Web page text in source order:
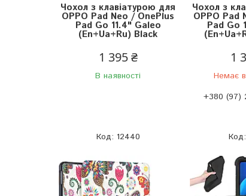
Чохол з клавіатурою для
OPPO Pad Neo / OnePlus
Pad Go 11.4" Galeo
(En+Ua+Ru) Black
1 395 ₴
В наявності
Чохол з
OPPO Pad
Pad Go
1
Немає в
+380 (97)
12440